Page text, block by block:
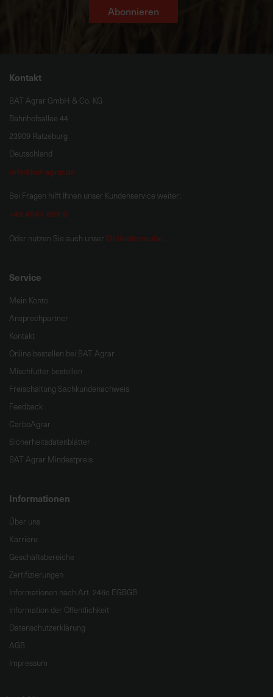
Abonnieren
Kontakt
BAT Agrar GmbH & Co. KG
Bahnhofsallee 44
23909 Ratzeburg
Deutschland
info@bat-agrar.de
Bei Fragen hilft Ihnen unser Kundenservice weiter:
+49 4541 806 0
Oder nutzen Sie auch unser Onlineformular.
Service
Mein Konto
Ansprechpartner
Kontakt
Online bestellen bei BAT Agrar
Mischfutter bestellen
Freischaltung Sachkundenachweis
Feedback
CarboAgrar
Sicherheitsdatenblätter
BAT Agrar Mindestpreis
Informationen
Über uns
Karriere
Geschäftsbereiche
Zertifizierungen
Informationen nach Art. 246c EGBGB
Information der Öffentlichkeit
Datenschutzerklärung
AGB
Impressum